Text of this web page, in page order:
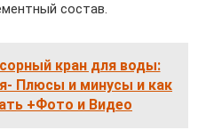
состав.
кран для воды:
Плюсы и минусы и как
+Фото и Видео